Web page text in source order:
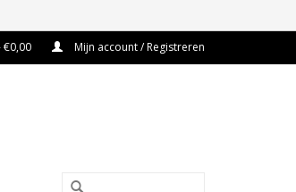
€0,00 Mijn account / Registreren